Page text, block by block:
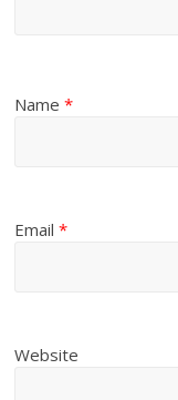
Name*
Email*
Website